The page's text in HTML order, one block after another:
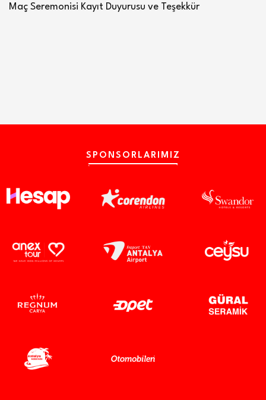
Maç Seremonisi Kayıt Duyurusu ve Teşekkür
SPONSORLARIMIZ